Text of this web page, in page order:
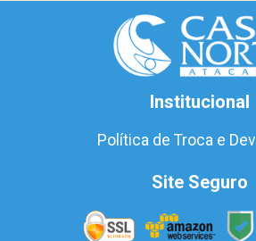
Institucional
Política de Troca e
Site Seguro